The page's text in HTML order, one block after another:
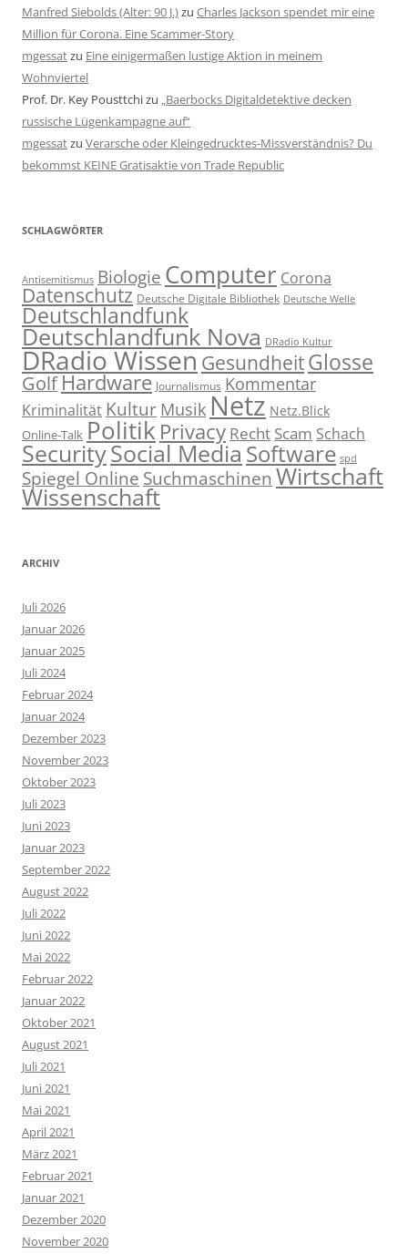
Manfred Siebolds (Alter: 90 J.)zu Charles Jackson spendet mir eine
Million für Corona. Eine Scammer-Story
mgessatzu Eine einigermaßen lustige Aktion in meinem
Wohnviertel
Prof. Dr. Key Pousttchizu „Baerbocks Digitaldetektive decken
russische Lügenkampagne auf“
mgessatzu Verarsche oder Kleingedrucktes-Missverständnis? Du
bekommst KEINE Gratisaktie von Trade Republic
SCHLAGWÖRTER
Antisemitismus Biologie Computer Corona
Datenschutz Deutsche Digitale Bibliothek Deutsche Welle
Deutschlandfunk
Deutschlandfunk Nova DRadio Kultur
DRadio WissenGesundheitGlosse
GolfHardware Journalismus Kommentar
Kriminalität Kultur Musik Netz Netz.Blick
Online-Talk Politik Privacy Recht Scam Schach
SecuritySocial Media Software spd
Spiegel Online Suchmaschinen Wirtschaft
Wissenschaft
ARCHIV
Juli 2026
Januar 2026
Januar 2025
Juli 2024
Februar 2024
Januar 2024
Dezember 2023
November 2023
Oktober 2023
Juli 2023
Juni 2023
Januar 2023
September 2022
August 2022
Juli 2022
Juni 2022
Mai 2022
Februar 2022
Januar 2022
Oktober 2021
August 2021
Juli 2021
Juni 2021
Mai 2021
April 2021
März 2021
Februar 2021
Januar 2021
Dezember 2020
November 2020